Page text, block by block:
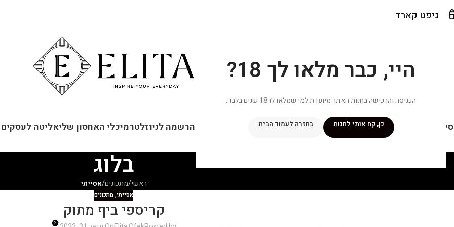
היי, כבר מלאו לך 18?
הכניסה והרכישה בחנות האתר מיועדת למי שמלאו לו 18 שנים בלבד.
כן, קח אותי לחנות בחזרה לעמוד הבית
גיפט קארד
שלי מתכוניםמנוי ״אליטה פלוס״חנותפרסומים במדיה הרשמה לניוזלטרמיכלי האחסון שליאליטה לעסקים
בלוג
ראשי/מתכונים/אסייתי
אסייתי,מתכונים
קריספי ביף מתוק
2